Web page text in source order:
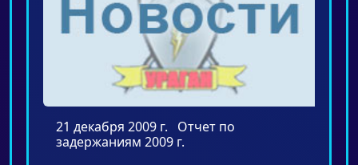
21 декабря 2009 г. Отчет по
задержаниям 2009 г.